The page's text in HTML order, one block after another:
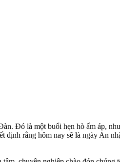
Đó là một buổi hẹn hò ấm áp,
rằng hôm nay sẽ là ngày An